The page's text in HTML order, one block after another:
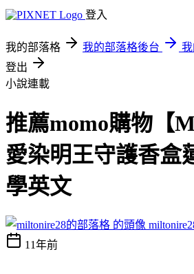
登入
我的部落格 我的部落格後台
登出
小說連載
推薦momo購物【
愛染明王守護香盒
學英文
11年前